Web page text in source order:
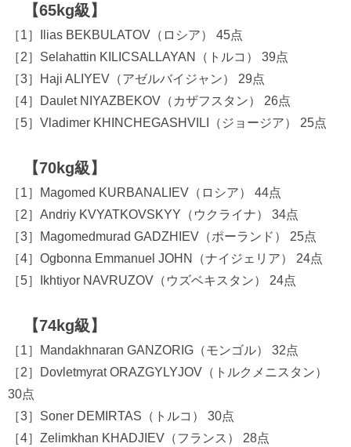
【65kg級】
［1］Ilias BEKBULATOV（ロシア） 45点
［2］Selahattin KILICSALLAYAN（トルコ） 39点
［3］Haji ALIYEV（アゼルバイジャン） 29点
［4］Daulet NIYAZBEKOV（カザフスタン） 26点
［5］Vladimer KHINCHEGASHVILI（ジョージア） 25点
【70kg級】
［1］Magomed KURBANALIEV（ロシア） 44点
［2］Andriy KVYATKOVSKYY（ウクライナ） 34点
［3］Magomedmurad GADZHIEV（ポーランド） 25点
［4］Ogbonna Emmanuel JOHN（ナイジェリア） 24点
［5］Ikhtiyor NAVRUZOV（ウズベキスタン） 24点
【74kg級】
［1］Mandakhnaran GANZORIG（モンゴル） 32点
［2］Dovletmyrat ORAZGYLYJOV（トルクメニスタン）
30点
［3］Soner DEMIRTAS（トルコ） 30点
［4］Zelimkhan KHADJIEV（フランス） 28点